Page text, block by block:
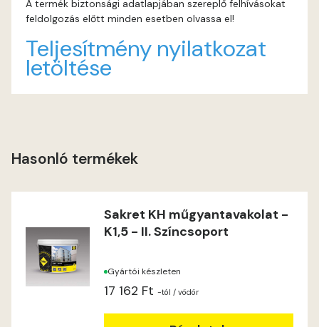
Mango B
Melon-yellow C
A termék biztonsági adatlapjában szereplő felhívásokat
feldolgozás előtt minden esetben olvassa el!
Teljesítmény nyilatkozat
letöltése
Hasonló termékek
Sakret KH műgyantavakolat -
K1,5 - II. Színcsoport
Gyártói készleten
17 162 Ft -tól / vödör